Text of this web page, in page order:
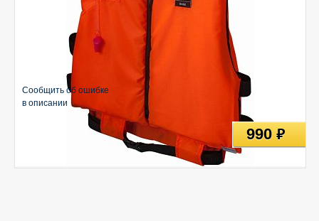
Сообщить об ошибке
в описании
990руб